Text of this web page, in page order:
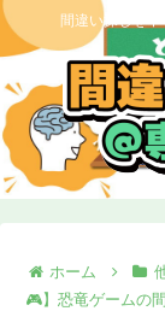
間違い探しを
ホーム
🎮】恐竜ゲームの